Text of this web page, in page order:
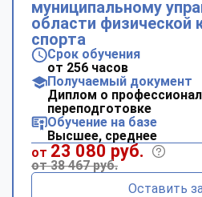
муниципальному
области физической
спорта
Срок обучения
от 256 часов
Получаемый документ
Диплом о
переподготовке
Обучение на базе
Высшее, среднее
от 23 080 руб.
от 38 467 руб.
Оставить